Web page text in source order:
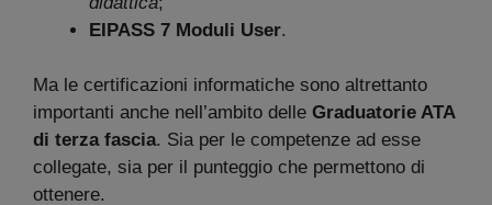
EIPASS 7 Moduli User.
Ma le certificazioni informatiche sono altrettanto
importanti anche nell’ambito delle Graduatorie ATA
di terza fascia. Sia per le competenze ad esse
collegate, sia per il punteggio che permettono di
ottenere.